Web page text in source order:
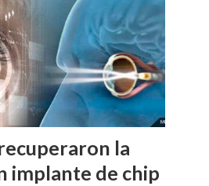
la
implante de chip